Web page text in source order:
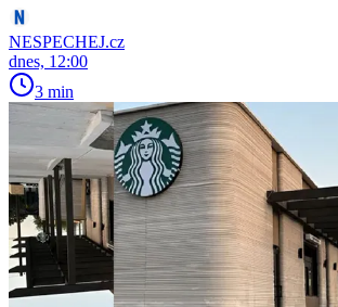
NESPECHEJ.cz
dnes, 12:00
3 min